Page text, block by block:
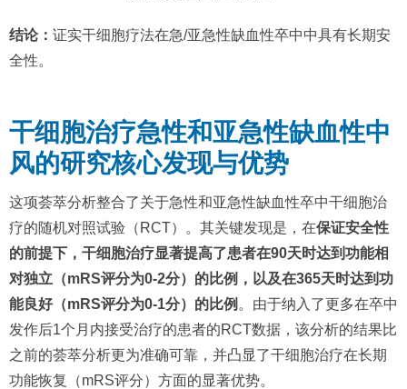
结论： 证实干细胞疗法在急/亚急性缺血性卒中中具有长期安
全性。
干细胞治疗急性和亚急性缺血性中
风的研究核心发现与优势
这项荟萃分析整合了关于急性和亚急性缺血性卒中干细胞治
疗的随机对照试验（RCT）。其关键发现是，在保证安全性
的前提下，干细胞治疗显著提高了患者在90天时达到功能相
对独立（mRS评分为0-2分）的比例，以及在365天时达到功
能良好（mRS评分为0-1分）的比例 。由于纳入了更多在卒中
发作后1个月内接受治疗的患者的RCT数据，该分析的结果比
之前的荟萃分析更为准确可靠，并凸显了干细胞治疗在长期
功能恢复（mRS评分）方面的显著优势。